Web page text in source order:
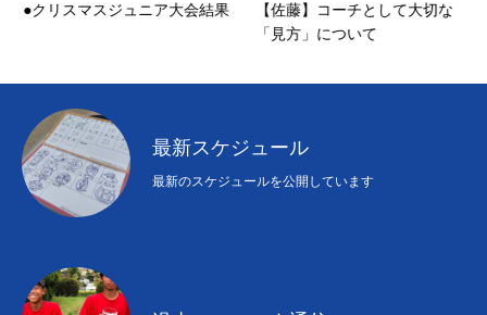
●クリスマスジュニア大会結果
【佐藤】コーチとして大切な
「見方」について
最新スケジュール
最新のスケジュールを公開しています